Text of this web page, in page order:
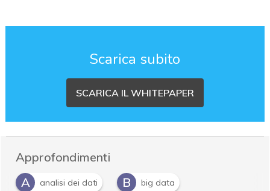
Scarica subito
SCARICA IL WHITEPAPER
Approfondimenti
A
analisi dei dati B big data